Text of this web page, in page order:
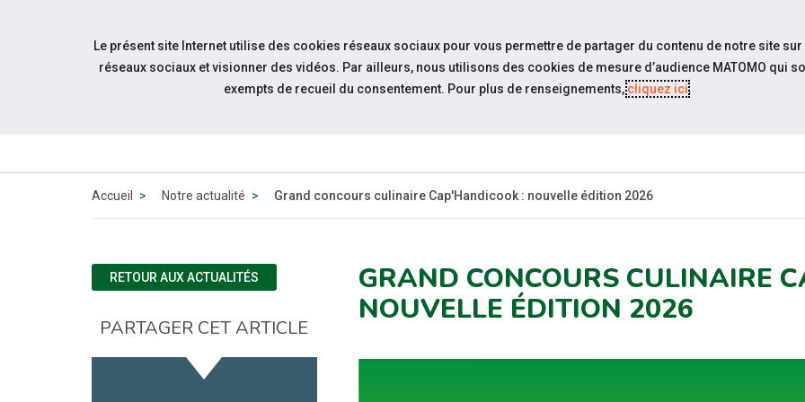
Aller au contenu
ESPACE
ESPACE
Accueil Notre actualité Grand concours culinaire Cap'Handicook : nouvelle édition 2026
GRAND CONCOURS CULINAIRE
NOUVELLE ÉDITION 2026
RETOUR AUX ACTUALITÉS
PARTAGER CET ARTICLE
Le présent site Internet utilise des cookies réseaux sociaux pour vous permettre de partager du contenu de notre site sur
réseaux sociaux et visionner des vidéos. Par ailleurs, nous utilisons des cookies de mesure d’audience MATOMO qui
exempts de recueil du consentement. Pour plus de renseignements,cliquez ici.